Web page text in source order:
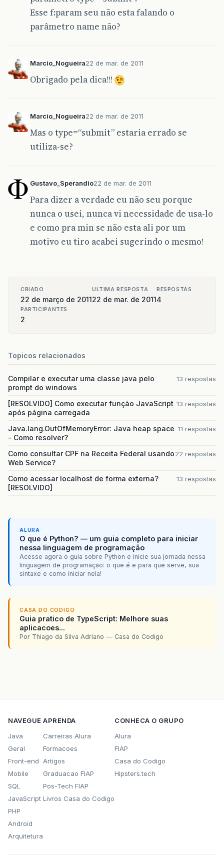
Esse f:param seu não esta falando o
parâmetro name não?
Marcio_Nogueira22 de mar. de 2011
Obrigado pela dica!!!
Marcio_Nogueira22 de mar. de 2011
Mas o type=“submit” estaria errado se
utiliza-se?
Gustavo_Sperandio22 de mar. de 2011
Para dizer a verdade eu não seu porque
nunca o usei, nunca vi necessidade de usa-lo
e como pra min se não esta ali por um
motivo eu tiro acabei sugerindo o mesmo!
CRIADO
22 de março de 2011
ULTIMA RESPOSTA
22 de mar. de 2011
RESPOSTAS
4
PARTICIPANTES
2
Topicos relacionados
Compilar e executar uma classe java pelo
prompt do windows
13 respostas
[RESOLVIDO] Como executar função JavaScript
após página carregada
13 respostas
Java.lang.OutOfMemoryError: Java heap space
- Como resolver?
11 respostas
Como consultar CPF na Receita Federal usando
Web Service?
22 respostas
Como acessar localhost de forma externa?
[RESOLVIDO]
13 respostas
ALURA
O que é Python? — um guia completo para iniciar
nessa linguagem de programação
Acesse agora o guia sobre Python e inicie sua jornada nessa
linguagem de programação: o que é e para que serve, sua
sintaxe e como iniciar nela!
CASA DO CODIGO
Guia pratico de TypeScript: Melhore suas
aplicacoes...
Por Thiago da Silva Adriano — Casa do Codigo
NAVEGUE
Java
Geral
Front-end
Mobile
SQL
JavaScript
PHP
Android
Arquitetura
APRENDA
Carreiras Alura
Formacoes
Artigos
Graduacao FIAP
Pos-Tech FIAP
Livros Casa do Codigo
CONHECA O GRUPO
Alura
FIAP
Casa do Codigo
Hipsters.tech